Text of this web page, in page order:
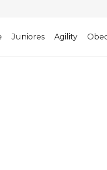
Juniores Agility